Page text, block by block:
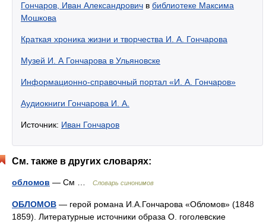
Гончаров, Иван Александрович в библиотеке Максима
Мошкова
Краткая хроника жизни и творчества И. А. Гончарова
Музей И. А Гончарова в Ульяновске
Информационно-справочный портал «И. А. Гончаров»
Аудиокниги Гончарова И. А.
Источник: Иван Гончаров
См. также в других словарях:
обломов — См … Словарь синонимов
ОБЛОМОВ — герой романа И.А.Гончарова «Обломов» (1848
1859). Литературные источники образа О. гоголевские